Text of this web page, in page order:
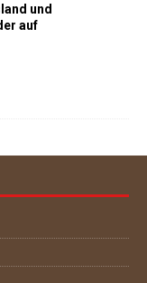
und
auf